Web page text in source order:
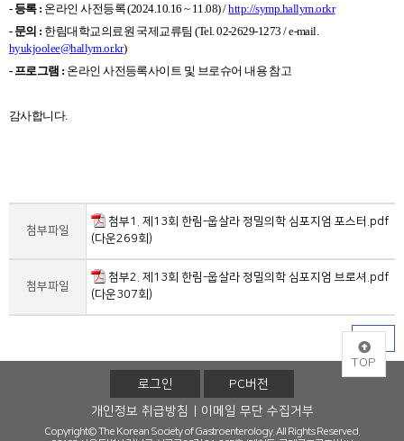
- 등록 : 온라인 사전등록(2024.10.16 ~ 11.08) /http://symp.hallym.or.kr
- 문의 : 한림대학교의료원 국제교류팀(Tel. 02-2629-1273 / e-mail.
hyukjoolee@hallym.or.kr)
- 프로그램 : 온라인 사전등록사이트 및 브로슈어 내용 참고
감사합니다.
첨부파일
첨부1. 제13회 한림-웁살라 정밀의학 심포지엄 포스터.pdf
(다운269회)
첨부파일
첨부2. 제13회 한림-웁살라 정밀의학 심포지엄 브로셔.pdf
(다운307회)
목록
TOP
로그인
PC버전
개인정보 취급방침
이메일 무단 수집거부
Copyright© The Korean Society of Gastroenterology. All Rights Reserved.